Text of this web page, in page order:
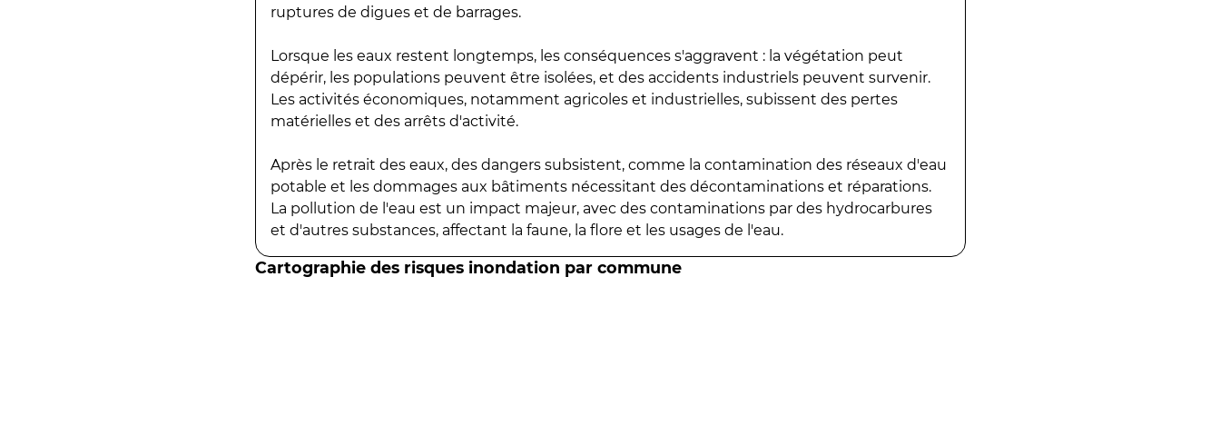
ruptures de digues et de barrages.
Lorsque les eaux restent longtemps, les conséquences s'aggravent : la végétation peut
dépérir, les populations peuvent être isolées, et des accidents industriels peuvent survenir.
Les activités économiques, notamment agricoles et industrielles, subissent des pertes
matérielles et des arrêts d'activité.
Après le retrait des eaux, des dangers subsistent, comme la contamination des réseaux d'eau
potable et les dommages aux bâtiments nécessitant des décontaminations et réparations.
La pollution de l'eau est un impact majeur, avec des contaminations par des hydrocarbures
et d'autres substances, affectant la faune, la flore et les usages de l'eau.
Cartographie des risques inondation par commune